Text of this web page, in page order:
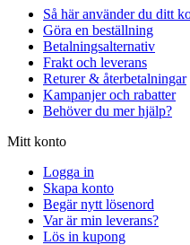
Så här använder du ditt
Göra en beställning
Betalningsalternativ
Frakt och leverans
Returer & återbetalningar
Kampanjer och rabatter
Behöver du mer hjälp?
Mitt konto
Logga in
Skapa konto
Begär nytt lösenord
Var är min leverans?
Lös in kupong